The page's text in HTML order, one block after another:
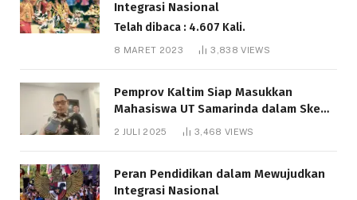
Integrasi Nasional
Telah dibaca : 4.607 Kali.
8 MARET 2023 3,838VIEWS
Pemprov Kaltim Siap Masukkan
Mahasiswa UT Samarinda dalam Skema
Bantuan Pendidikan Gratispol
2 JULI 2025 3,468 VIEWS
Peran Pendidikan dalam Mewujudkan
Integrasi Nasional